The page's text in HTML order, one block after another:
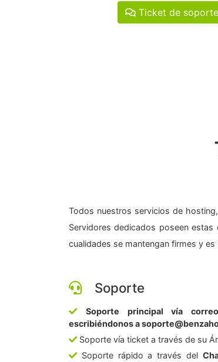
Ticket de soporte
Todos nuestros servicios de
Servidores dedicados poseen
cualidades se mantengan firmes y
Soporte
Soporte principal vía
escribiéndonos a
Soporte vía ticket a través de su
Soporte rápido a través del